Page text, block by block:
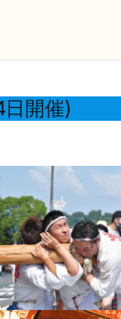
開催)